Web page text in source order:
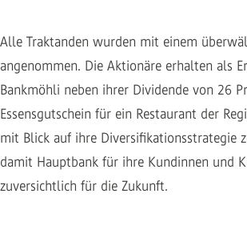
Alle Traktanden wurden mit einem
angenommen. Die Aktionäre erhalten als
Bankmöhli neben ihrer Dividende von 26
Essensgutschein für ein Restaurant der
mit Blick auf ihre Diversifikationsstrategie
damit Hauptbank für ihre Kundinnen und
zuversichtlich für die Zukunft.